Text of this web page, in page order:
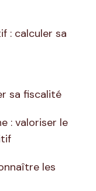
: calculer sa
sa fiscalité
: valoriser le
les